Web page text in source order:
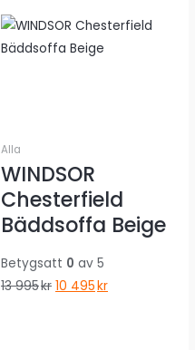
Alla
WINDSOR
Chesterfield
Bäddsoffa Beige
Betygsatt 0 av 5
13 995kr Det
10 495krDet